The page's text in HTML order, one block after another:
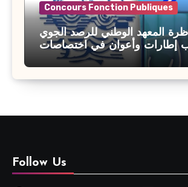
Concours Fonction Publiques
المعهد الوطني للرصد الجوي
إطارات وأعوان في اختصاصات
للترشح 27 جويلية 2026
Follow Us